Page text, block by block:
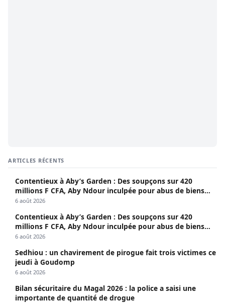
ARTICLES RÉCENTS
Contentieux à Aby’s Garden : Des soupçons sur 420
millions F CFA, Aby Ndour inculpée pour abus de biens
sociaux
6 août 2026
Contentieux à Aby’s Garden : Des soupçons sur 420
millions F CFA, Aby Ndour inculpée pour abus de biens
sociaux
6 août 2026
Sedhiou : un chavirement de pirogue fait trois victimes ce
jeudi à Goudomp
6 août 2026
Bilan sécuritaire du Magal 2026 : la police a saisi une
importante de quantité de drogue